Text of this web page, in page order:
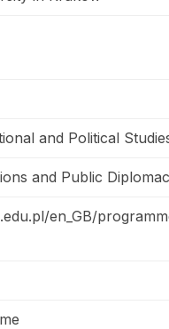
and Political
and Public
en_GB/